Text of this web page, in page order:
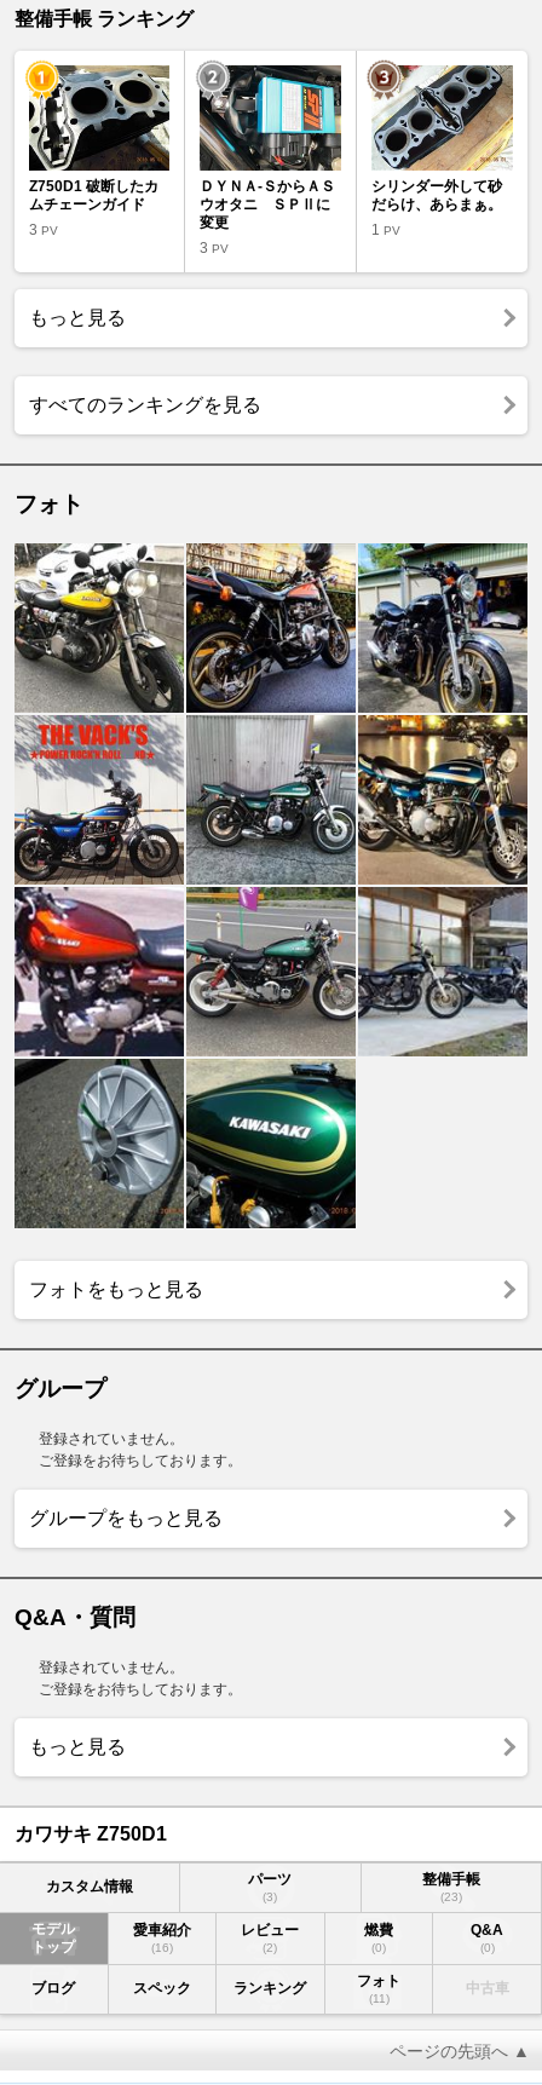
整備手帳 ランキング
Z750D1 破断したカ
ムチェーンガイド
3 PV
ＤＹＮＡ-ＳからＡＳ
ウオタニ ＳＰⅡに
変更
3PV
シリンダー外して砂
だらけ、あらまぁ。
1 PV
もっと見る
すべてのランキングを見る
フォト
フォトをもっと見る
グループ
登録されていません。
ご登録をお待ちしております。
グループをもっと見る
Q&A・質問
登録されていません。
ご登録をお待ちしております。
もっと見る
カワサキ Z750D1
カスタム情報 パーツ
(3)
整備手帳
(23)
モデル
トップ
愛車紹介
(16)
レビュー
(2)
燃費
(0)
Q&A
(0)
ブログ スペック ランキング フォト
(11)
中古車
ページの先頭へ ▲